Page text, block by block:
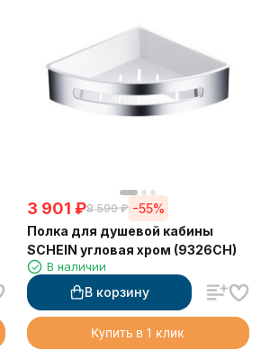
3 901 ₽8 590 ₽ -55%
Полка для душевой кабины
SCHEIN угловая хром (9326CH)
В наличии
В корзину
Купить в 1 клик